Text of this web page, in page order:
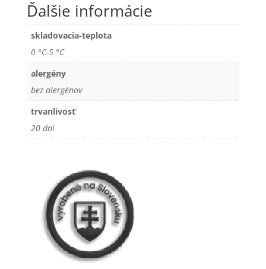
Ďalšie informácie
skladovacia-teplota
0 °C-5 °C
alergény
bez alergénov
trvanlivosť
20 dní